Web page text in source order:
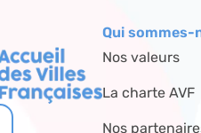
Qui sommes-
Nos valeurs
La charte AVF
Nos